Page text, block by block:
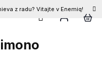
z radu? Vitajte v Enemiq!